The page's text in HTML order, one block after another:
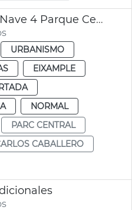
Adjudicación obras Nave 4 Parque Central - juventud y servicios sociales
URBANISMO
EIXAMPLE
NORMAL
PARC CENTRAL
CABALLERO